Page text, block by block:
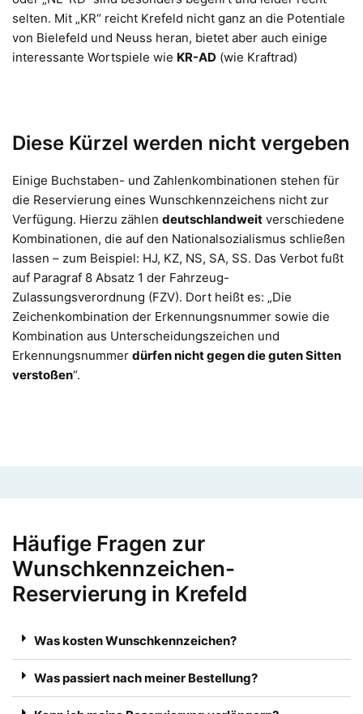
selten. Mit „KR“ reicht Krefeld nicht ganz an die Potentiale
von Bielefeld und Neuss heran, bietet aber auch einige
interessante Wortspiele wie KR-AD (wie Kraftrad)
Diese Kürzel werden nicht vergeben
Einige Buchstaben- und Zahlenkombinationen stehen für
die Reservierung eines Wunschkennzeichens nicht zur
Verfügung. Hierzu zählen deutschlandweit verschiedene
Kombinationen, die auf den Nationalsozialismus schließen
lassen – zum Beispiel: HJ, KZ, NS, SA, SS. Das Verbot fußt
auf Paragraf 8 Absatz 1 der Fahrzeug-
Zulassungsverordnung (FZV). Dort heißt es: „Die
Zeichenkombination der Erkennungsnummer sowie die
Kombination aus Unterscheidungszeichen und
Erkennungsnummer dürfen nicht gegen die guten Sitten
verstoßen“.
Häufige Fragen zur
Wunschkennzeichen-
Reservierung in Krefeld
Was kosten Wunschkennzeichen?
Was passiert nach meiner Bestellung?